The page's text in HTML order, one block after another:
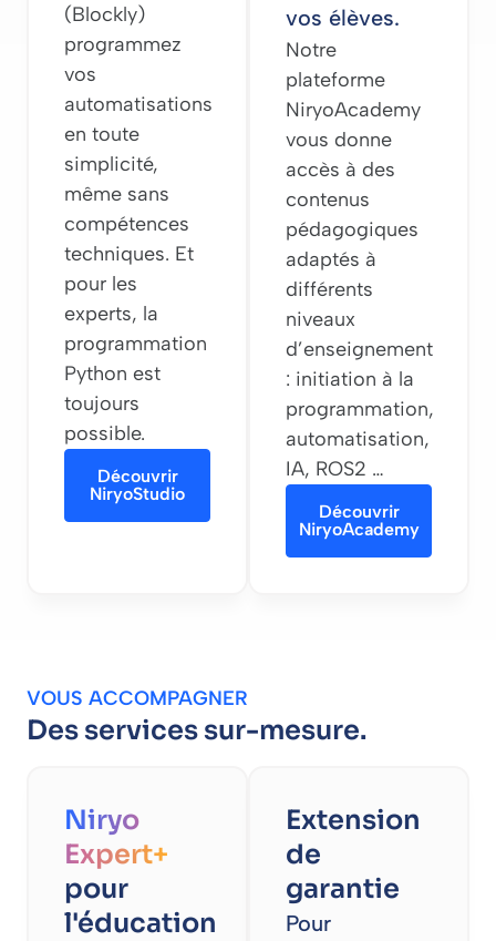
(Blockly)
programmez
vos
automatisations
en toute
simplicité,
même sans
compétences
techniques. Et
pour les
experts, la
programmation
Python est
toujours
possible.
Découvrir
NiryoStudio
vos élèves.
Notre
plateforme
NiryoAcademy
vous donne
accès à des
contenus
pédagogiques
adaptés à
différents
niveaux
d’enseignement
: initiation à la
programmation,
automatisation,
IA, ROS2 …
Découvrir
NiryoAcademy
VOUS ACCOMPAGNER
Des services sur-mesure.
Niryo
Expert+
pour
l'éducation
Extension
de
garantie
Pour